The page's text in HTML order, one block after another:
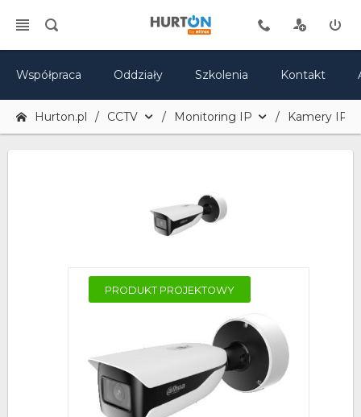
Współpraca Oddziały Szkolenia Kontakt
Hurton.pl CCTV Monitoring IP Kamery IP
PRODUKT PROJEKTOWY